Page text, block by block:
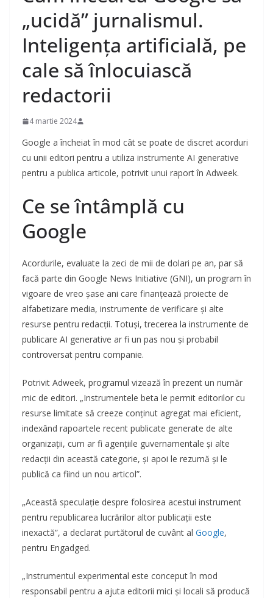
„ucidă” jurnalismul.
Inteligența artificială, pe
cale să înlocuiască
redactorii
4 martie 2024
Google a încheiat în mod cât se poate de discret acorduri
cu unii editori pentru a utiliza instrumente AI generative
pentru a publica articole, potrivit unui raport în Adweek.
Ce se întâmplă cu
Google
Acordurile, evaluate la zeci de mii de dolari pe an, par să
facă parte din Google News Initiative (GNI), un program în
vigoare de vreo șase ani care finanțează proiecte de
alfabetizare media, instrumente de verificare și alte
resurse pentru redacții. Totuși, trecerea la instrumente de
publicare AI generative ar fi un pas nou și probabil
controversat pentru companie.
Potrivit Adweek, programul vizează în prezent un număr
mic de editori. „Instrumentele beta le permit editorilor cu
resurse limitate să creeze conținut agregat mai eficient,
indexând rapoartele recent publicate generate de alte
organizații, cum ar fi agențiile guvernamentale și alte
redacții din această categorie, și apoi le rezumă și le
publică ca fiind un nou articol”.
„Această speculație despre folosirea acestui instrument
pentru republicarea lucrărilor altor publicații este
inexactă”, a declarat purtătorul de cuvânt al Google,
pentru Engadged.
„Instrumentul experimental este conceput în mod
responsabil pentru a ajuta editorii mici și locali să producă